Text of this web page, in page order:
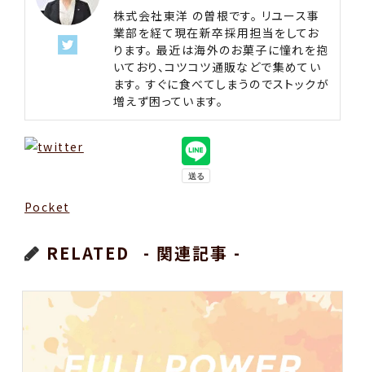
株式会社東洋 の曽根です。 リユース事
業部を経て現在新卒採用担当をしてお
ります。 最近は海外のお菓子に憧れを抱
いており、コツコツ通販などで集めてい
ます。 すぐに食べてしまうのでストックが
増えず困っています。
Pocket
RELATED - 関連記事 -